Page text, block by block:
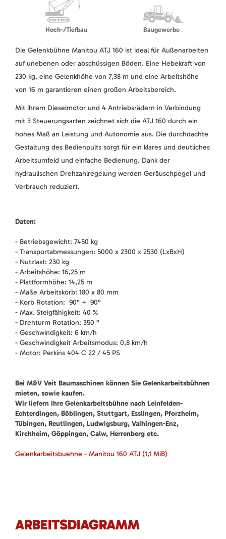
Hoch-/Tiefbau Baugewerbe
Die Gelenkbühne Manitou ATJ 160 ist ideal für Außenarbeiten
auf unebenen oder abschüssigen Böden. Eine Hebekraft von
230 kg, eine Gelenkhöhe von 7,38 m und eine Arbeitshöhe
von 16 m garantieren einen großen Arbeitsbereich.
Mit ihrem Dieselmotor und 4 Antriebsrädern in Verbindung
mit 3 Steuerungsarten zeichnet sich die ATJ 160 durch ein
hohes Maß an Leistung und Autonomie aus. Die durchdachte
Gestaltung des Bedienpults sorgt für ein klares und deutliches
Arbeitsumfeld und einfache Bedienung. Dank der
hydraulischen Drehzahlregelung werden Geräuschpegel und
Verbrauch reduziert.
Daten:
- Betriebsgewicht: 7450 kg
- Transportabmessungen: 5000 x 2300 x 2530 (LxBxH)
- Nutzlast: 230 kg
- Arbeitshöhe: 16,25 m
- Plattformhöhe: 14,25 m
- Maße Arbeitskorb: 180 x 80 mm
- Korb Rotation: 90° + 90°
- Max. Steigfähigkeit: 40 %
- Drehturm Rotation: 350 °
- Geschwindigkeit: 6 km/h
- Geschwindigkeit Arbeitsmodus: 0,8 km/h
- Motor: Perkins 404 C 22 / 45 PS
Bei M&V Veit Baumaschinen können Sie Gelenkarbeitsbühnen
mieten, sowie kaufen.
Wir liefern Ihre Gelenkarbeitsbühne nach Leinfelden-
Echterdingen, Böblingen, Stuttgart, Esslingen, Pforzheim,
Tübingen, Reutlingen, Ludwigsburg, Vaihingen-Enz,
Kirchheim, Göppingen, Calw, Herrenberg etc.
Gelenkarbeitsbuehne - Manitou 160 ATJ (1,1 MiB)
ARBEITSDIAGRAMM